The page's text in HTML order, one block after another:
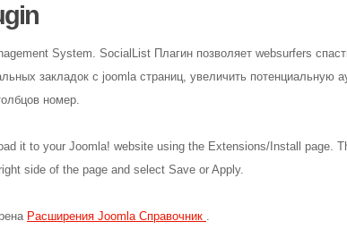
System. SocialList Плагин позволяет websurfers
закладок с joomla страниц, увеличить
номер.
it to your Joomla! website using the Extensions/Install page.
side of the page and select Save or Apply.
Расширения Joomla Справочник .